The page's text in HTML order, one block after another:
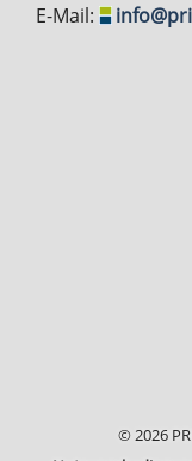
E-Mail:
© 2026